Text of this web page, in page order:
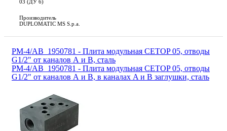
03 (ДУ 6)
Производитель
DUPLOMATIC MS S.p.a.
PM-4/AB_1950781 - Плита модульная CETOP 05, отводы
G1/2" от каналов А и В, cталь
PM-4/AB_1950781 - Плита модульная CETOP 05, отводы
G1/2" от каналов А и В, в каналах A и B заглушки, cталь